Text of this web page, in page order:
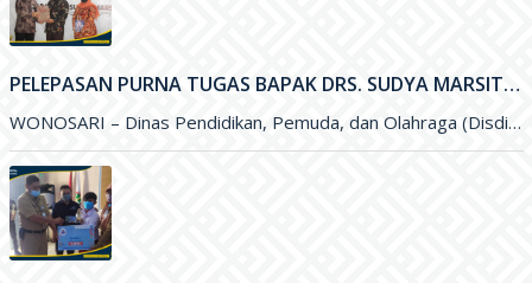
PELEPASAN PURNA TUGAS BAPAK DRS. SUDYA MARSITA, M.M. SELAKU SEKRETARIS DISDIKPORA KABUPATEN GUNUNGKIDUL
WONOSARI – Dinas Pendidikan, Pemuda, dan Olahraga (Disdikpora) Kabupaten Gunungkidul menyelenggarakan kegiatan Pelepasan Purna Tugas Bapak Drs. Sudya Marsita, M.M